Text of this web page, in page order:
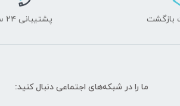
پشتیبانی ۲۴ ساعته
ما را در شبکه‌های اجتماعی دنبال کنید: